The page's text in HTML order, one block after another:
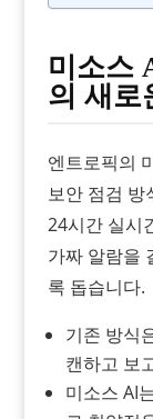
미소스
의 새로
엔트로픽의
보안 점검 방
24시간 실시
가짜 알람을
록 돕습니다.
기존 방식
캔하고 보
미소스 AI